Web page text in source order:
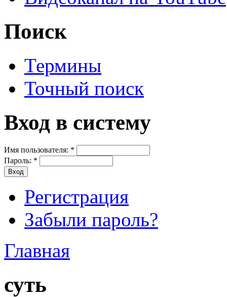
Поиск
Термины
Точный поиск
Вход в систему
Имя пользователя: *
Пароль: *
Регистрация
Забыли пароль?
Главная
суть